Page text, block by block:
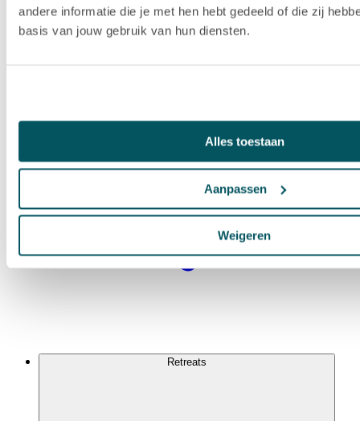
andere informatie die je met hen hebt gedeeld of die zij
basis van jouw gebruik van hun diensten.
Alles toestaan
Aanpassen
Weigeren
Retreats